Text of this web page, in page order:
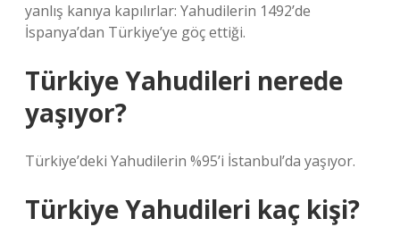
yanlış kanıya kapılırlar: Yahudilerin 1492’de
İspanya’dan Türkiye’ye göç ettiği.
Türkiye Yahudileri nerede
yaşıyor?
Türkiye’deki Yahudilerin %95’i İstanbul’da yaşıyor.
Türkiye Yahudileri kaç kişi?